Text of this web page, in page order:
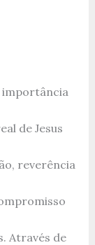
importância
de Jesus
reverência
Através de